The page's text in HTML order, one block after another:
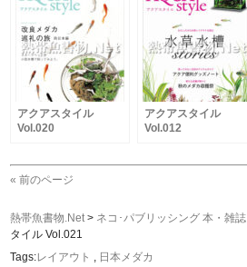
アクアスタイル
Vol.020
アクアスタイル
Vol.012
« 前のページ
熱帯魚書物.Net> ネコ･パブリッシング 本・雑誌
タイル Vol.021
Tags:レイアウト , 日本メダカ